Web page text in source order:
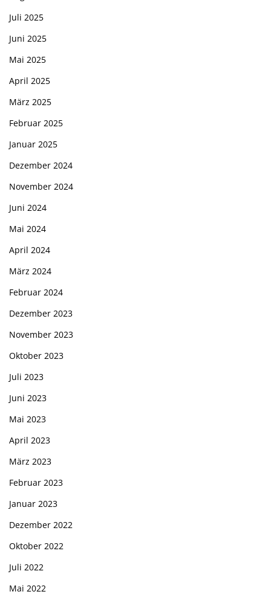
Juli 2025
Juni 2025
Mai 2025
April 2025
März 2025
Februar 2025
Januar 2025
Dezember 2024
November 2024
Juni 2024
Mai 2024
April 2024
März 2024
Februar 2024
Dezember 2023
November 2023
Oktober 2023
Juli 2023
Juni 2023
Mai 2023
April 2023
März 2023
Februar 2023
Januar 2023
Dezember 2022
Oktober 2022
Juli 2022
Mai 2022